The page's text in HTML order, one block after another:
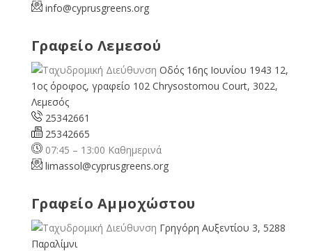
info@cyprusgreens.org
Γραφείο Λεμεσού
Οδός 16ης Ιουνίου 1943 12,
1ος όροφος, γραφείο 102 Chrysostomou Court, 3022,
Λεμεσός
25342661
25342665
07:45 – 13:00 Καθημερινά
limassol@cyprusgreens.org
Γραφείο Αμμοχώστου
Γρηγόρη Αυξεντίου 3, 5288
Παραλίμνι